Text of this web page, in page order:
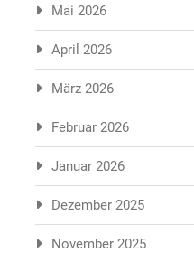
Mai 2026
April 2026
März 2026
Februar 2026
Januar 2026
Dezember 2025
November 2025